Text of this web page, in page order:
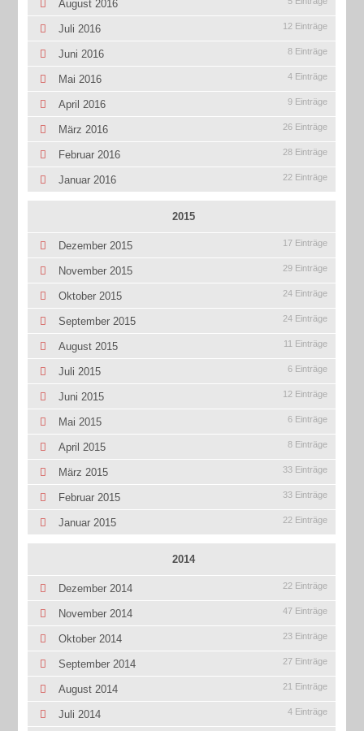
August 2016
Juli 2016 12 Einträge
Juni 2016 8 Einträge
Mai 2016 4 Einträge
April 2016 9 Einträge
März 2016 26 Einträge
Februar 2016 28 Einträge
Januar 2016 22 Einträge
2015
Dezember 2015 17 Einträge
November 2015 29 Einträge
Oktober 2015 24 Einträge
September 2015 24 Einträge
August 2015 11 Einträge
Juli 2015 6 Einträge
Juni 2015 12 Einträge
Mai 2015 6 Einträge
April 2015 8 Einträge
März 2015 33 Einträge
Februar 2015 33 Einträge
Januar 2015 22 Einträge
2014
Dezember 2014 22 Einträge
November 2014 47 Einträge
Oktober 2014 23 Einträge
September 2014 27 Einträge
August 2014 21 Einträge
Juli 2014 4 Einträge